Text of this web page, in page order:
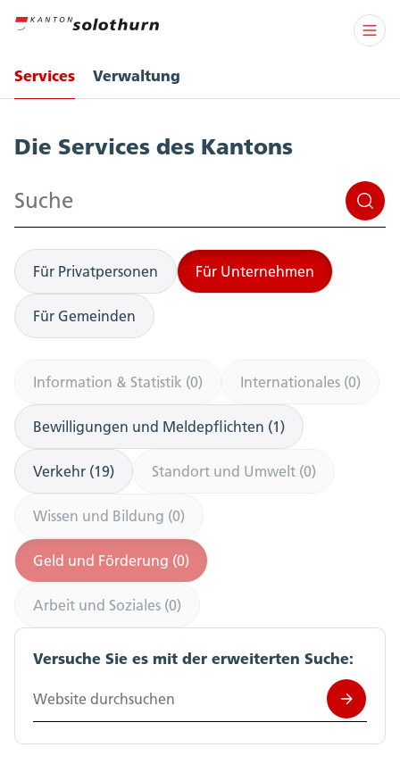
Services Verwaltung
Die Services des Kantons
Suchen
Für Privatpersonen Für Unternehmen
Für Gemeinden
Information & Statistik (0) Internationales (0)
Bewilligungen und Meldepflichten (1)
Verkehr (19) Standort und Umwelt (0)
Wissen und Bildung (0)
Geld und Förderung (0)
Arbeit und Soziales (0)
Versuche Sie es mit der erweiterten Suche:
Website durchsuchen